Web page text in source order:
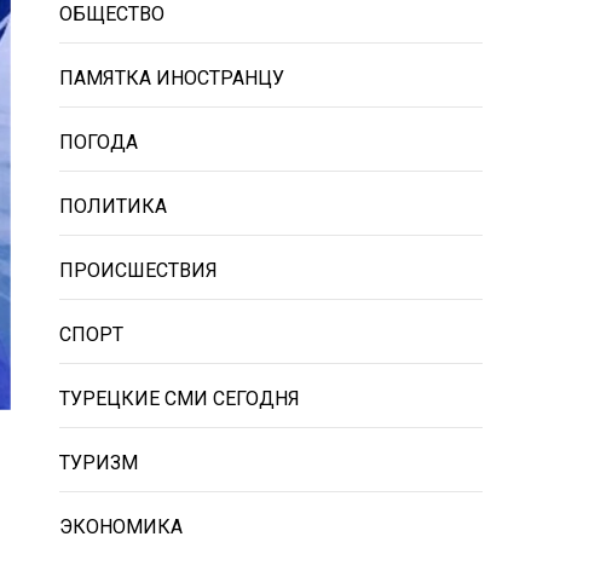
ОБЩЕСТВО
ПАМЯТКА ИНОСТРАНЦУ
ПОГОДА
ПОЛИТИКА
ПРОИСШЕСТВИЯ
СПОРТ
ТУРЕЦКИЕ СМИ СЕГОДНЯ
ТУРИЗМ
ЭКОНОМИКА